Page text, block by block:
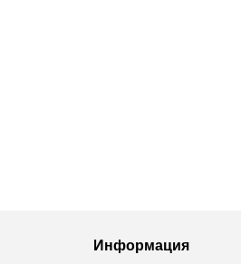
Информация